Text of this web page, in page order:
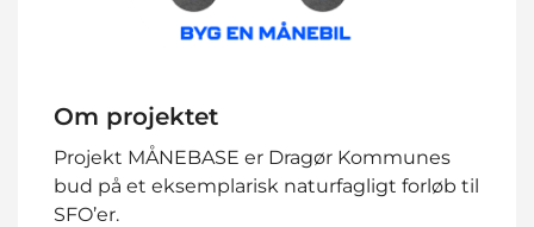
Om projektet
Projekt MÅNEBASE er Dragør Kommunes
bud på et eksemplarisk naturfagligt forløb til
SFO’er.